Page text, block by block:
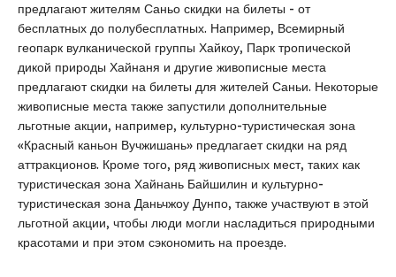
предлагают жителям Саньо скидки на билеты - от
бесплатных до полубесплатных. Например, Всемирный
геопарк вулканической группы Хайкоу, Парк тропической
дикой природы Хайнаня и другие живописные места
предлагают скидки на билеты для жителей Саньи. Некоторые
живописные места также запустили дополнительные
льготные акции, например, культурно-туристическая зона
«Красный каньон Вучжишань» предлагает скидки на ряд
аттракционов. Кроме того, ряд живописных мест, таких как
туристическая зона Хайнань Байшилин и культурно-
туристическая зона Даньчжоу Дунпо, также участвуют в этой
льготной акции, чтобы люди могли насладиться природными
красотами и при этом сэкономить на проезде.